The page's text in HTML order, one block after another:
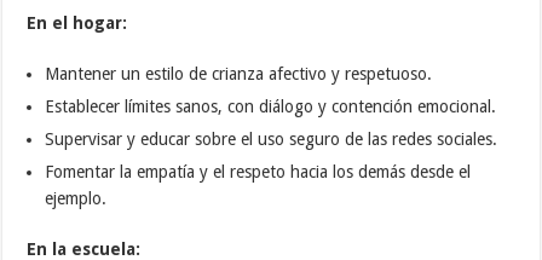
En el hogar:
Mantener un estilo de crianza afectivo y respetuoso.
Establecer límites sanos, con diálogo y contención emocional.
Supervisar y educar sobre el uso seguro de las redes sociales.
Fomentar la empatía y el respeto hacia los demás desde el
ejemplo.
En la escuela: